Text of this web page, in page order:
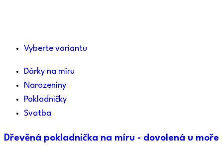
Vyberte variantu
Dárky na míru
Narozeniny
Pokladničky
Svatba
Dřevěná pokladnička na míru - dovolená u moře